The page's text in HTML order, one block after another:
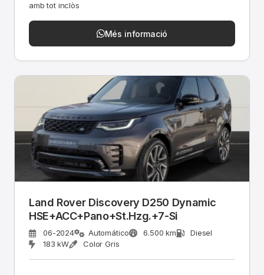
amb tot inclòs
Més informació
Land Rover Discovery D250 Dynamic
HSE+ACC+Pano+St.Hzg.+7-Si
06-2024 Automático 6.500 km
Diesel
183 kW
Color Gris